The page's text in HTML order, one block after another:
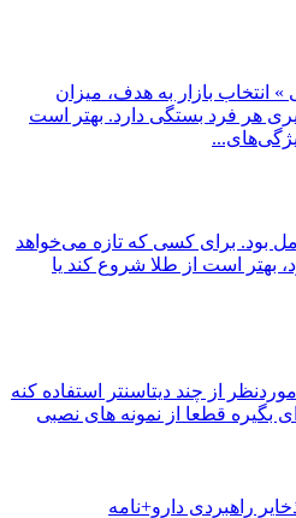
انتخاب بازار به هدف، میزان
هر فرد بستگی دارد. بهتر است
بود. برای کسی که تازه می‌خواهد
بهتر است از طلا شروع کند یا
از چند دیتاسنتر استفاده کنه
بگیره قطعا از نمونه های نصبی